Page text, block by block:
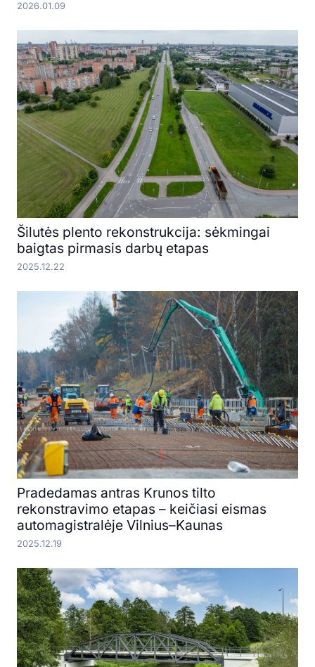
2026.01.09
Šilutės plento rekonstrukcija: sėkmingai
baigtas pirmasis darbų etapas
2025.12.22
Pradedamas antras Krunos tilto
rekonstravimo etapas – keičiasi eismas
automagistralėje Vilnius–Kaunas
2025.12.19